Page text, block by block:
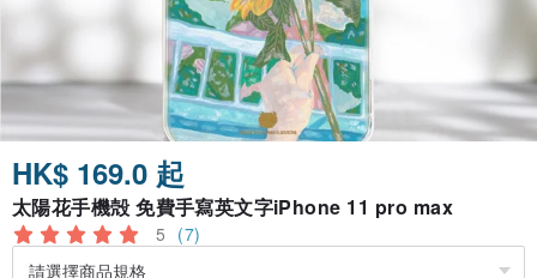
HK$ 169.0 起
太陽花手機殻 免費手寫英文字iPhone 11 pro max
5 (7)